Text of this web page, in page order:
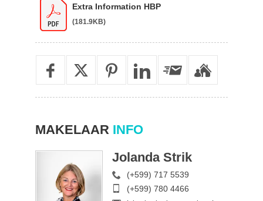
Extra Information HBP
(181.9KB)
MAKELAAR INFO
Jolanda Strik
(+599) 717 5539
(+599) 780 4466